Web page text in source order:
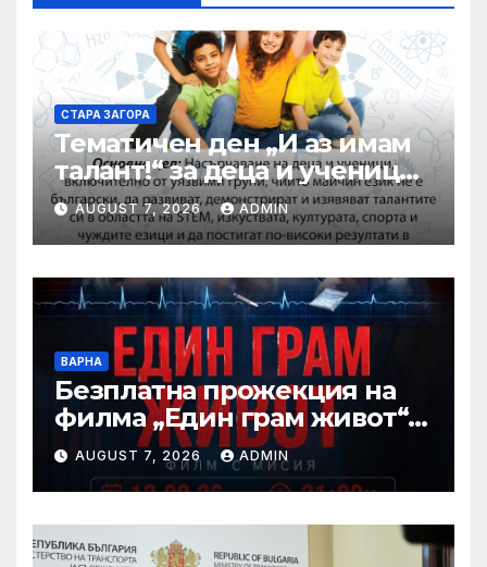
СТАРА ЗАГОРА
Тематичен ден „И аз имам
талант!“ за деца и ученици
със специални
образователни
потребности ще се
проведе в парк
„Артилерийски“
AUGUST 7, 2026 ADMIN
ВАРНА
Безплатна прожекция на
филма „Един грам живот“ е
сред събитията за
Международния ден на
младежта във Варна
AUGUST 7, 2026 ADMIN